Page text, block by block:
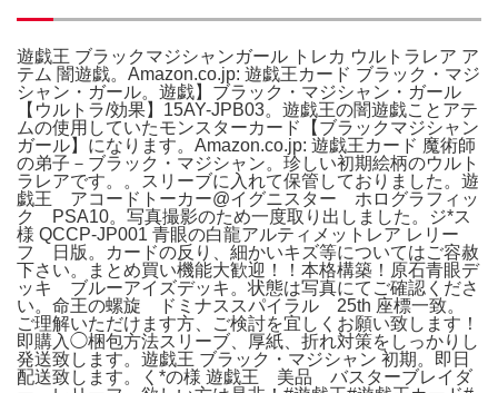
遊戯王 ブラックマジシャンガール トレカ ウルトラレア ア
テム 闇遊戯。Amazon.co.jp: 遊戯王カード ブラック・マジ
シャン・ガール。遊戯】ブラック・マジシャン・ガール
【ウルトラ/効果】15AY-JPB03。遊戯王の闇遊戯ことアテ
ムの使用していたモンスターカード【ブラックマジシャン
ガール】になります。Amazon.co.jp: 遊戯王カード 魔術師
の弟子－ブラック・マジシャン。珍しい初期絵柄のウルト
ラレアです。。スリーブに入れて保管しておりました。遊
戯王 アコードトーカー@イグニスター ホログラフィッ
ク PSA10。写真撮影のため一度取り出しました。ジ*ス
様 QCCP-JP001 青眼の白龍アルティメットレア レリー
フ 日版。カードの反り、細かいキズ等についてはご容赦
下さい。まとめ買い機能大歓迎！！本格構築！原石青眼デ
ッキ ブルーアイズデッキ。状態は写真にてご確認くださ
い。命王の螺旋 ドミナススパイラル 25th 座標一致。
ご理解いただけます方、ご検討を宜しくお願い致します！
即購入◯梱包方法スリーブ、厚紙、折れ対策をしっかりし
発送致します。遊戯王 ブラック・マジシャン 初期。即日
配送致します。く*の様 遊戯王 美品 バスターブレイダ